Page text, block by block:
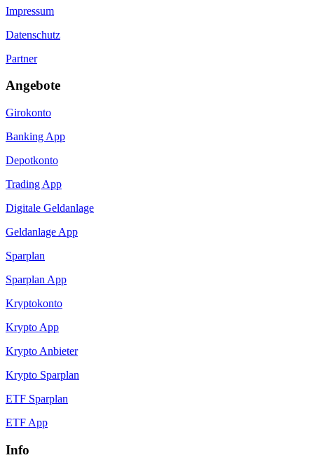
Impressum
Datenschutz
Partner
Angebote
Girokonto
Banking App
Depotkonto
Trading App
Digitale Geldanlage
Geldanlage App
Sparplan
Sparplan App
Kryptokonto
Krypto App
Krypto Anbieter
Krypto Sparplan
ETF Sparplan
ETF App
Info